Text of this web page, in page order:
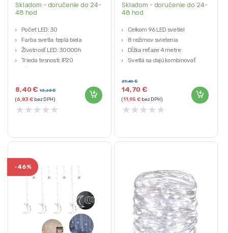
Skladom - doručenie do 24-
48 hod
Počet LED: 30
Farba svetla: teplá biela
Životnosť LED: 30000h
Trieda tesnosti: IP20
8,40€ 13,65€
(6,83€ bez DPH)
★★★★★
Skladom - doručenie do 24-
48 hod
Celkom 96 LED svetiel
8 režimov svietenia
Dĺžka reťaze 4 metre
Svetlá sa dajú kombinovať
14,70€
29,40€
(11,95€bez DPH)
★★★★★
-46%